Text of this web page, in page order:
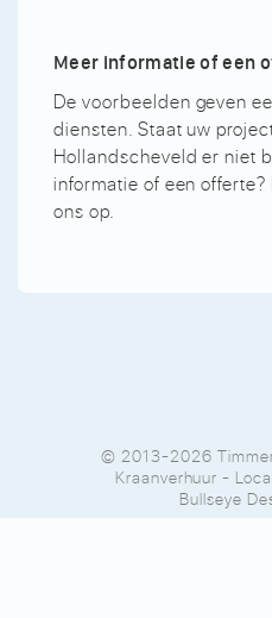
Meer informatie of een
De voorbeelden geven
diensten. Staat uw
Hollandscheveld er niet
informatie of een offerte?
ons op.
© 2013-2026
Kraanverhuur-
Bullseye